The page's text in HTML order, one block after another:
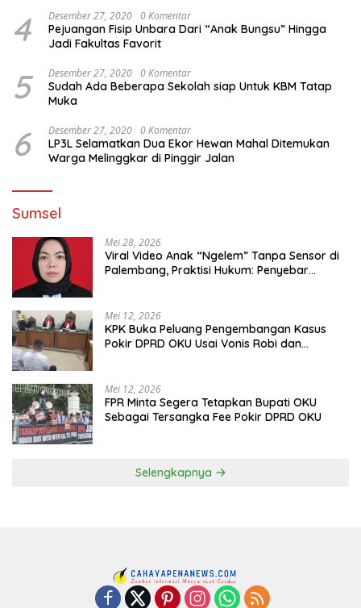
4 Desember 27, 2020 0 Komentar
Pejuangan Fisip Unbara Dari “Anak Bungsu” Hingga
Jadi Fakultas Favorit
5 Desember 27, 2020 0 Komentar
Sudah Ada Beberapa Sekolah siap Untuk KBM Tatap
Muka
6 Desember 27, 2020 0 Komentar
LP3L Selamatkan Dua Ekor Hewan Mahal Ditemukan
Warga Melinggkar di Pinggir Jalan
Sumsel
Mei 28, 2026
Viral Video Anak “Ngelem” Tanpa Sensor di
Palembang, Praktisi Hukum: Penyebar
Mei 12, 2026
KPK Buka Peluang Pengembangan Kasus
Pokir DPRD OKU Usai Vonis Robi dan
Mei 12, 2026
FPR Minta Segera Tetapkan Bupati OKU
Sebagai Tersangka Fee Pokir DPRD OKU
Selengkapnya